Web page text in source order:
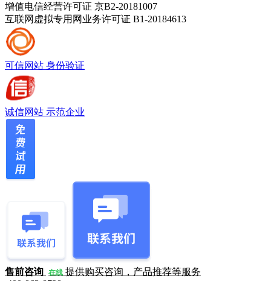
增值电信经营许可证 京B2-20181007
互联网虚拟专用网业务许可证 B1-20184613
可信网站 身份验证
诚信网站 示范企业
售前咨询 在线 提供购买咨询，产品推荐等服务